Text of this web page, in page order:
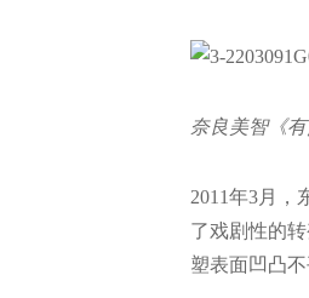
奈良美智《
2011年3月，
了戏剧性的
塑表⾯凹凸